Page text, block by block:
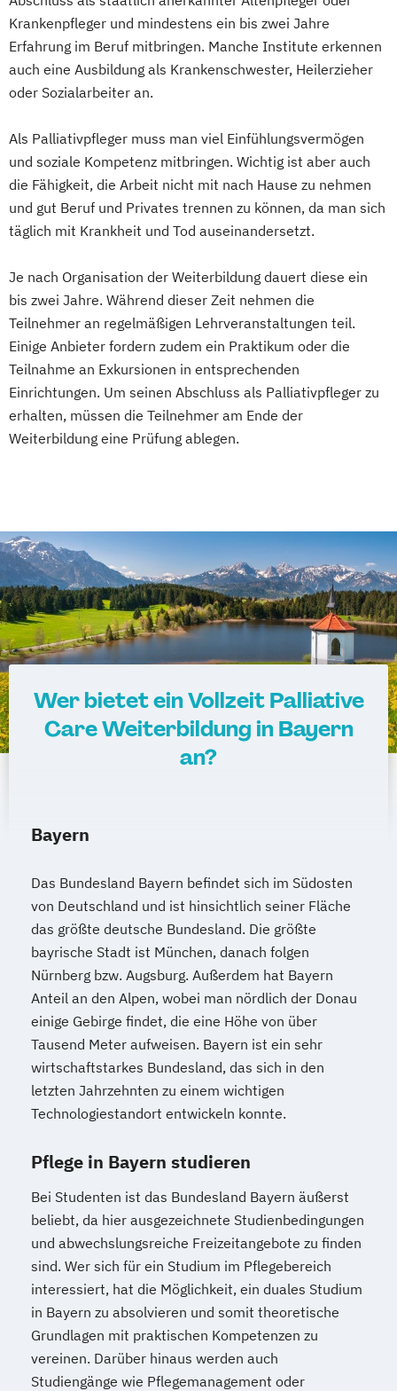
Krankenpfleger und mindestens ein bis zwei Jahre
Erfahrung im Beruf mitbringen. Manche Institute erkennen
auch eine Ausbildung als Krankenschwester, Heilerzieher
oder Sozialarbeiter an.
Als Palliativpfleger muss man viel Einfühlungsvermögen
und soziale Kompetenz mitbringen. Wichtig ist aber auch
die Fähigkeit, die Arbeit nicht mit nach Hause zu nehmen
und gut Beruf und Privates trennen zu können, da man sich
täglich mit Krankheit und Tod auseinandersetzt.
Je nach Organisation der Weiterbildung dauert diese ein
bis zwei Jahre. Während dieser Zeit nehmen die
Teilnehmer an regelmäßigen Lehrveranstaltungen teil.
Einige Anbieter fordern zudem ein Praktikum oder die
Teilnahme an Exkursionen in entsprechenden
Einrichtungen. Um seinen Abschluss als Palliativpfleger zu
erhalten, müssen die Teilnehmer am Ende der
Weiterbildung eine Prüfung ablegen.
Wer bietet ein Vollzeit Palliative
Care Weiterbildung in Bayern
an?
Bayern
Das Bundesland Bayern befindet sich im Südosten
von Deutschland und ist hinsichtlich seiner Fläche
das größte deutsche Bundesland. Die größte
bayrische Stadt ist München, danach folgen
Nürnberg bzw. Augsburg. Außerdem hat Bayern
Anteil an den Alpen, wobei man nördlich der Donau
einige Gebirge findet, die eine Höhe von über
Tausend Meter aufweisen. Bayern ist ein sehr
wirtschaftstarkes Bundesland, das sich in den
letzten Jahrzehnten zu einem wichtigen
Technologiestandort entwickeln konnte.
Pflege in Bayern studieren
Bei Studenten ist das Bundesland Bayern äußerst
beliebt, da hier ausgezeichnete Studienbedingungen
und abwechslungsreiche Freizeitangebote zu finden
sind. Wer sich für ein Studium im Pflegebereich
interessiert, hat die Möglichkeit, ein duales Studium
in Bayern zu absolvieren und somit theoretische
Grundlagen mit praktischen Kompetenzen zu
vereinen. Darüber hinaus werden auch
Studiengänge wie Pflegemanagement oder